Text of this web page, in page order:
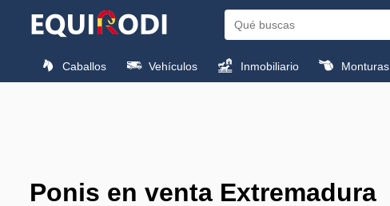
Caballos Vehículos Inmobiliario Monturas
Ponis en venta Extremadura